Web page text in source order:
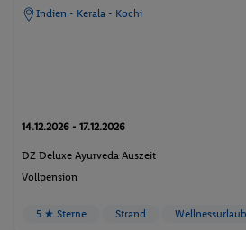
Indien - Kerala - Kochi
14.12.2026 - 17.12.2026
DZ Deluxe Ayurveda Auszeit
Vollpension
5 ★ Sterne Strand Wellnessurlaub